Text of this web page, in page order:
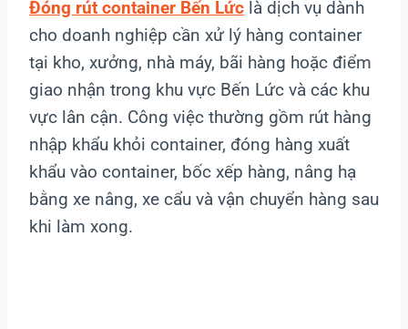
Đóng rút container Bến Lức là dịch vụ dành
cho doanh nghiệp cần xử lý hàng container
tại kho, xưởng, nhà máy, bãi hàng hoặc điểm
giao nhận trong khu vực Bến Lức và các khu
vực lân cận. Công việc thường gồm rút hàng
nhập khẩu khỏi container, đóng hàng xuất
khẩu vào container, bốc xếp hàng, nâng hạ
bằng xe nâng, xe cẩu và vận chuyển hàng sau
khi làm xong.